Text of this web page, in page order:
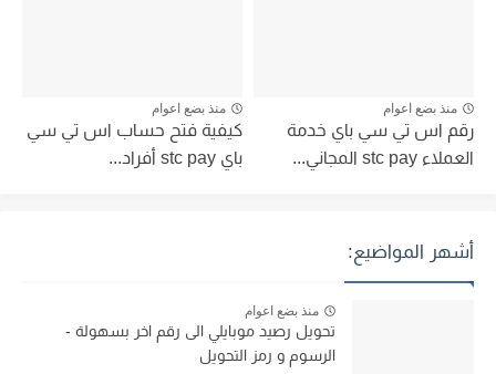
منذ بضع اعوام
رقم اس تي سي باي خدمة
العملاء stc pay المجاني...
منذ بضع اعوام
كيفية فتح حساب اس تي سي
باي stc pay أفراد...
أشهر المواضيع:
منذ بضع اعوام
تحويل رصيد موبايلي الى رقم اخر بسهولة -
الرسوم و رمز التحويل